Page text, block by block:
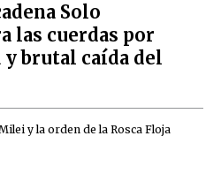
Solo
las cuerdas por
brutal caída del
y la orden de la Rosca Floja